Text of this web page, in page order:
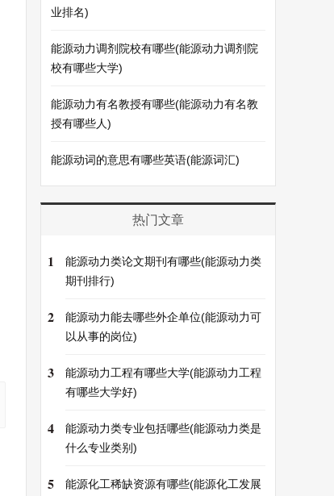
业排名)
能源动力调剂院校有哪些(能源动力调剂院
校有哪些大学)
能源动力有名教授有哪些(能源动力有名教
授有哪些人)
能源动词的意思有哪些英语(能源词汇)
热门文章
1
能源动力类论文期刊有哪些(能源动力类
期刊排行)
2
能源动力能去哪些外企单位(能源动力可
以从事的岗位)
3
能源动力工程有哪些大学(能源动力工程
有哪些大学好)
4
能源动力类专业包括哪些(能源动力类是
什么专业类别)
5
能源化工稀缺资源有哪些(能源化工发展